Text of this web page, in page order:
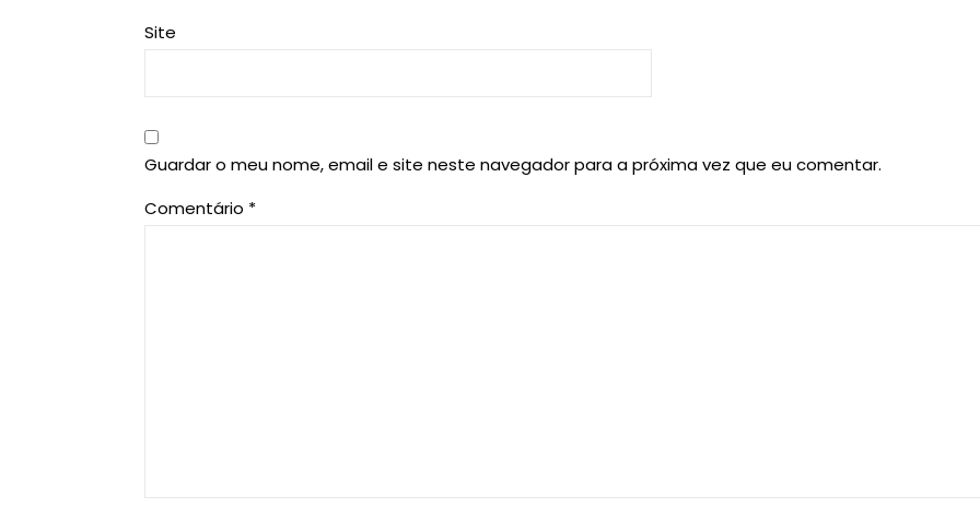
Site
Guardar o meu nome, email e site neste navegador para a próxima vez que eu comentar.
Comentário *